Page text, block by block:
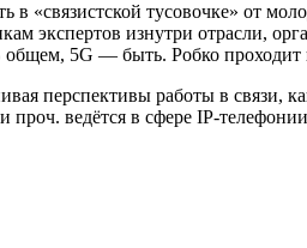
«связистской тусовочке» от
экспертов изнутри отрасли,
5G — быть. Робко проходит
перспективы работы в
проч. ведётся в сфере IP-